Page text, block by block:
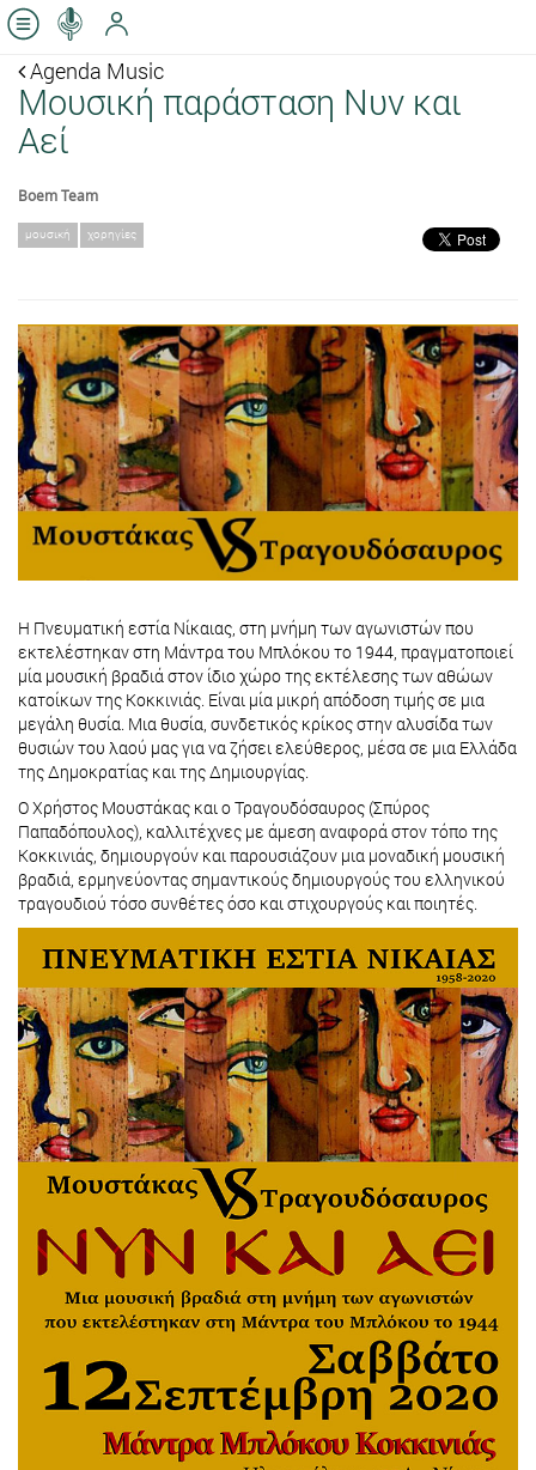
Agenda Music
Μουσική παράσταση Νυν και
Αεί
Boem Team
μουσική χορηγίες
Η Πνευματική εστία Νίκαιας, στη μνήμη των αγωνιστών που
εκτελέστηκαν στη Μάντρα του Μπλόκου το 1944, πραγματοποιεί
μία μουσική βραδιά στον ίδιο χώρο της εκτέλεσης των αθώων
κατοίκων της Κοκκινιάς. Είναι μία μικρή απόδοση τιμής σε μια
μεγάλη θυσία. Μια θυσία, συνδετικός κρίκος στην αλυσίδα των
θυσιών του λαού μας για να ζήσει ελεύθερος, μέσα σε μια Ελλάδα
της Δημοκρατίας και της Δημιουργίας.
Ο Χρήστος Μουστάκας και ο Τραγουδόσαυρος (Σπύρος
Παπαδόπουλος), καλλιτέχνες με άμεση αναφορά στον τόπο της
Κοκκινιάς, δημιουργούν και παρουσιάζουν μια μοναδική μουσική
βραδιά, ερμηνεύοντας σημαντικούς δημιουργούς του ελληνικού
τραγουδιού τόσο συνθέτες όσο και στιχουργούς και ποιητές.